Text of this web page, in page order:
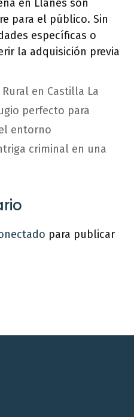
en Llanes son
para el público. Sin
específicas o
la adquisición previa
en Castilla La
perfecto para
entorno
criminal en una
para publicar